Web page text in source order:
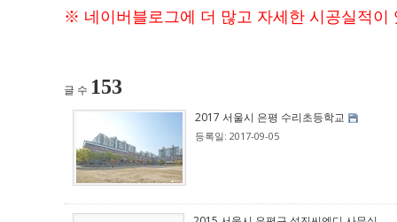
※ 네이버블로그에 더 많고 자세한 시공실적
글 수 153
2017 서울시 은평 수리초등학교
등록일: 2017-09-05